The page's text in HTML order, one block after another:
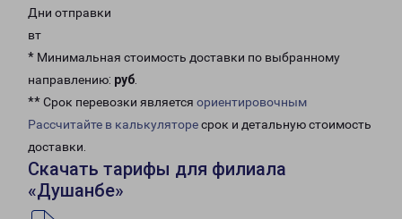
Дни отправки
вт
* Минимальная стоимость доставки по выбранному
направлению: руб.
** Срок перевозки является ориентировочным
Рассчитайте в калькуляторесрок и детальную стоимость
доставки.
Скачать тарифы для филиала
«Душанбе»